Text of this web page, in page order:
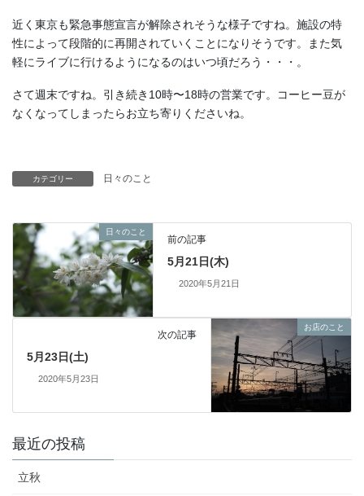
近く東京も緊急事態宣言が解除されそうな様子ですね。施設の特
性によって段階的に再開されていくことになりそうです。また気
軽にライブに行けるようになるのはいつ頃だろう・・・。
さて週末ですね。引き続き10時〜18時の営業です。コーヒー豆が
なくなってしまったらお立ち寄りくださいね。
カテゴリー 日々のこと
日々のこと
前の記事
5月21日(木)
2020年5月21日
お店のこと
次の記事
5月23日(土)
2020年5月23日
最近の投稿
立秋